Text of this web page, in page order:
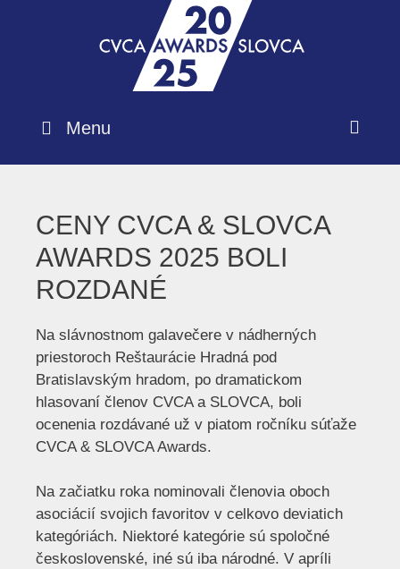
Menu
CENY CVCA & SLOVCA
AWARDS 2025 BOLI
ROZDANÉ
Na slávnostnom galavečere v nádherných
priestoroch Reštaurácie Hradná pod
Bratislavským hradom, po dramatickom
hlasovaní členov CVCA a SLOVCA, boli
ocenenia rozdávané už v piatom ročníku súťaže
CVCA & SLOVCA Awards.
Na začiatku roka nominovali členovia oboch
asociácií svojich favoritov v celkovo deviatich
kategóriách. Niektoré kategórie sú spoločné
československé, iné sú iba národné. V apríli